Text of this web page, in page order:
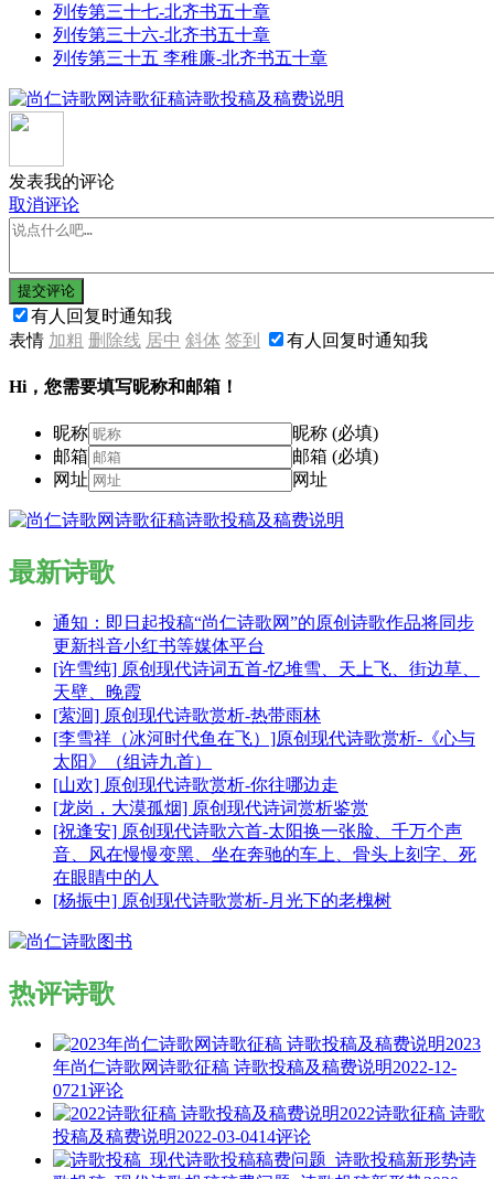
列传第三十七-北齐书五十章
列传第三十六-北齐书五十章
列传第三十五 李稚廉-北齐书五十章
发表我的评论
取消评论
提交评论
有人回复时通知我
表情 加粗 删除线 居中 斜体 签到 有人回复时通知我
Hi，您需要填写昵称和邮箱！
昵称
昵称 (必填)
邮箱
邮箱 (必填)
网址
网址
最新诗歌
通知：即日起投稿“尚仁诗歌网”的原创诗歌作品将同步
更新抖音小红书等媒体平台
[许雪纯] 原创现代诗词五首-忆堆雪、天上飞、街边草、
天壁、晚霞
[萦洄] 原创现代诗歌赏析-热带雨林
[李雪祥（冰河时代鱼在飞）]原创现代诗歌赏析-《心与
太阳》（组诗九首）
[山欢] 原创现代诗歌赏析-你往哪边走
[龙岗，大漠孤烟] 原创现代诗词赏析鉴赏
[祝逢安] 原创现代诗歌六首-太阳换一张脸、千万个声
音、风在慢慢变黑、坐在奔驰的车上、骨头上刻字、死
在眼睛中的人
[杨振中] 原创现代诗歌赏析-月光下的老槐树
热评诗歌
2023
年尚仁诗歌网诗歌征稿 诗歌投稿及稿费说明2022-12-
0721评论
2022诗歌征稿 诗歌
投稿及稿费说明2022-03-0414评论
诗